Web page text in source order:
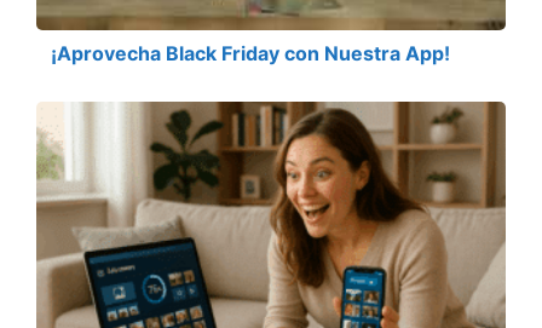
¡Aprovecha Black Friday con Nuestra App!